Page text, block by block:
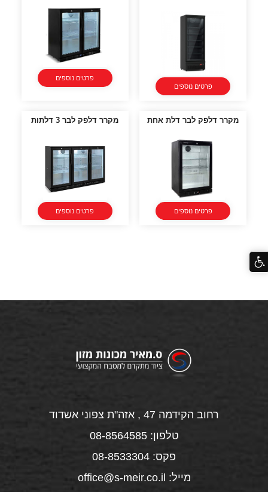
פרטים נוספים
פרטים נוספים
מקרר דלפק לבר דלת אחת
פרטים נוספים
מקרר דלפק לבר 3 דלתות
פרטים נוספים
רחוב הקידמה 47 , אזה"ת צפוני אשדוד
טלפון: 08-8564585
פקס: 08-8533304
מייל: office@s-meir.co.il